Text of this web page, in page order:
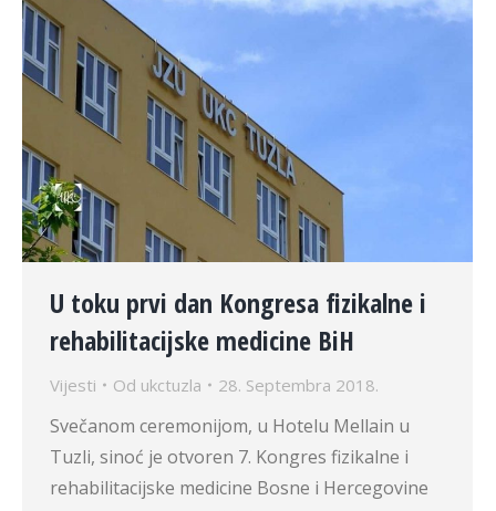
U toku prvi dan Kongresa fizikalne i
rehabilitacijske medicine BiH
Vijesti Od ukctuzla 28. Septembra 2018.
Svečanom ceremonijom, u Hotelu Mellain u
Tuzli, sinoć je otvoren 7. Kongres fizikalne i
rehabilitacijske medicine Bosne i Hercegovine